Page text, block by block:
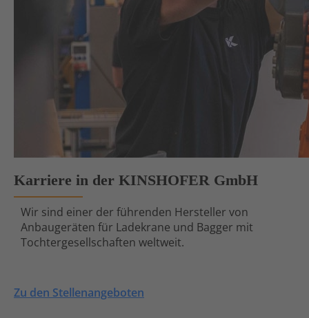
Karriere in der KINSHOFER GmbH
Wir sind einer der führenden Hersteller von
Anbaugeräten für Ladekrane und Bagger mit
Tochtergesellschaften weltweit.
Zu den Stellenangeboten